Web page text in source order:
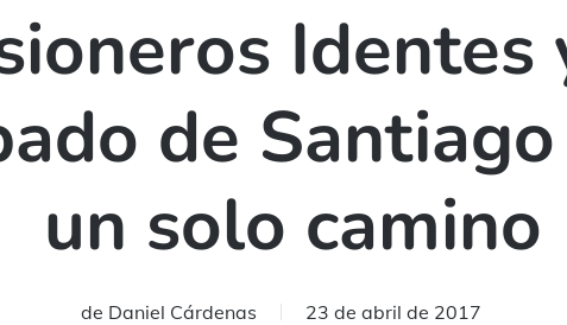
Identes
de
un solo camino
de Daniel Cárdenas 23 de abril de 2017